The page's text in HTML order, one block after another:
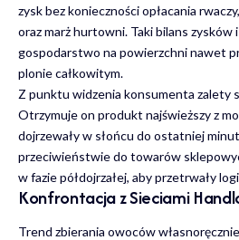
zysk bez konieczności opłacania
oraz marż hurtowni. Takibilans zysków
gospodarstwo na powierzchni nawet
plonie całkowitym.
Z punktu widzenia konsumenta zalety
Otrzymuje on produkt najświeższy z
dojrzewały w słońcu do ostatniej
przeciwieństwie do towarów
w fazie półdojrzałej, aby przetrwały
Konfrontacja z Sieciami
Trend zbierania owoców